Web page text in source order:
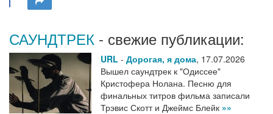
САУНДТРЕК - свежие публикации:
URL - Дорогая, я дома, 17.07.2026
Вышел саундтрек к "Одиссее"
Кристофера Нолана. Песню для
финальных титров фильма записали
Трэвис Скотт и Джеймс Блейк »»